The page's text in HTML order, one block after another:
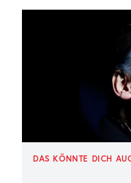
DAS KÖNNTE DICH